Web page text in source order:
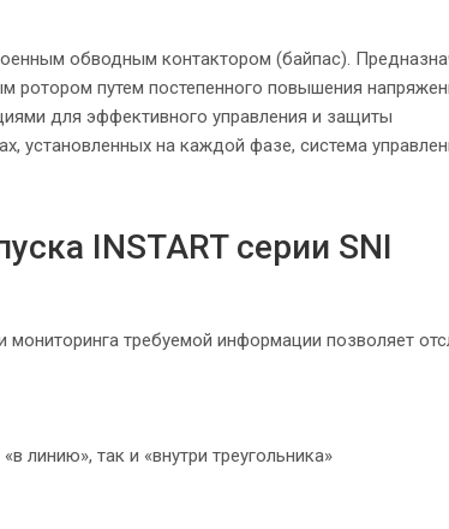
обводным контактором (байпас).
ротором путем постепенного повышения
для эффективного управления и защиты
установленных на каждой фазе, система
INSTART серии SNI
требуемой информации позволяет
линию», так и «внутри треугольника»